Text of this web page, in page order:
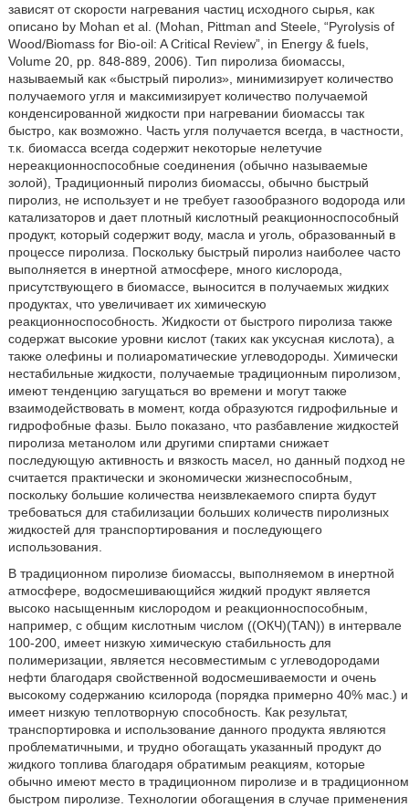
зависят от скорости нагревания частиц исходного сырья, как
описано by Mohan et al. (Mohan, Pittman and Steele, “Pyrolysis of
Wood/Biomass for Bio-oil: A Critical Review”, in Energy & fuels,
Volume 20, pp. 848-889, 2006). Тип пиролиза биомассы,
называемый как «быстрый пиролиз», минимизирует количество
получаемого угля и максимизирует количество получаемой
конденсированной жидкости при нагревании биомассы так
быстро, как возможно. Часть угля получается всегда, в частности,
т.к. биомасса всегда содержит некоторые нелетучие
нереакционноспособные соединения (обычно называемые
золой), Традиционный пиролиз биомассы, обычно быстрый
пиролиз, не использует и не требует газообразного водорода или
катализаторов и дает плотный кислотный реакционноспособный
продукт, который содержит воду, масла и уголь, образованный в
процессе пиролиза. Поскольку быстрый пиролиз наиболее часто
выполняется в инертной атмосфере, много кислорода,
присутствующего в биомассе, выносится в получаемых жидких
продуктах, что увеличивает их химическую
реакционноспособность. Жидкости от быстрого пиролиза также
содержат высокие уровни кислот (таких как уксусная кислота), а
также олефины и полиароматические углеводороды. Химически
нестабильные жидкости, получаемые традиционным пиролизом,
имеют тенденцию загущаться во времени и могут также
взаимодействовать в момент, когда образуются гидрофильные и
гидрофобные фазы. Было показано, что разбавление жидкостей
пиролиза метанолом или другими спиртами снижает
последующую активность и вязкость масел, но данный подход не
считается практически и экономически жизнеспособным,
поскольку большие количества неизвлекаемого спирта будут
требоваться для стабилизации больших количеств пиролизных
жидкостей для транспортирования и последующего
использования.
В традиционном пиролизе биомассы, выполняемом в инертной
атмосфере, водосмешивающийся жидкий продукт является
высоко насыщенным кислородом и реакционноспособным,
например, с общим кислотным числом ((ОКЧ)(TAN)) в интервале
100-200, имеет низкую химическую стабильность для
полимеризации, является несовместимым с углеводородами
нефти благодаря свойственной водосмешиваемости и очень
высокому содержанию ксилорода (порядка примерно 40% мас.) и
имеет низкую теплотворную способность. Как результат,
транспортировка и использование данного продукта являются
проблематичными, и трудно обогащать указанный продукт до
жидкого топлива благодаря обратимым реакциям, которые
обычно имеют место в традиционном пиролизе и в традиционном
быстром пиролизе. Технологии обогащения в случае применения